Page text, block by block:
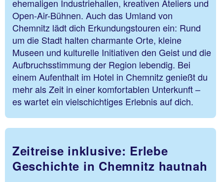
ehemaligen Industriehallen, kreativen Ateliers und
Open-Air-Bühnen. Auch das Umland von
Chemnitz lädt dich Erkundungstouren ein: Rund
um die Stadt halten charmante Orte, kleine
Museen und kulturelle Initiativen den Geist und die
Aufbruchsstimmung der Region lebendig. Bei
einem Aufenthalt im Hotel in Chemnitz genießt du
mehr als Zeit in einer komfortablen Unterkunft –
es wartet ein vielschichtiges Erlebnis auf dich.
Zeitreise inklusive: Erlebe
Geschichte in Chemnitz hautnah